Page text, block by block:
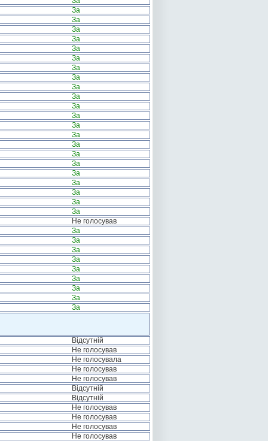
За
За
За
За
За
За
За
За
За
За
За
За
За
За
За
За
За
За
За
За
За
За
Не голосував
За
За
За
За
За
За
За
За
За
Відсутній
Не голосував
Не голосувала
Не голосував
Не голосував
Відсутній
Відсутній
Не голосував
Не голосував
Не голосував
Не голосував